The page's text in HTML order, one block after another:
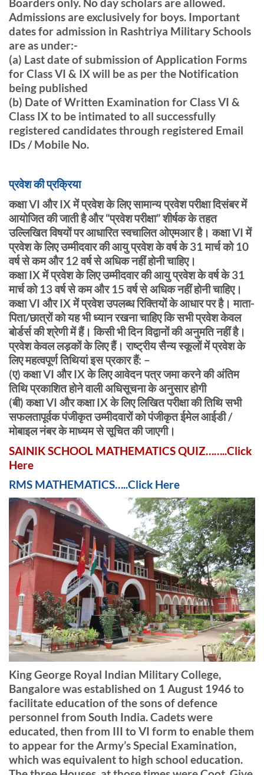
Boarders only. No day scholars are allowed.
Admissions are exclusively for boys. Important
dates for admission in Rashtriya Military Schools
are as under:-
(a) Last date of submission of Application Forms
for Class VI & IX will be as per the Notification
being published
(b) Date of Written Examination for Class VI &
Class IX to be intimated to all successfully
registered candidates through registered Email
IDs / Mobile No.
प्रवेश की प्रक्रिया
कक्षा VI और IX में प्रवेश के लिए सामान्य प्रवेश परीक्षा दिसंबर में
आयोजित की जाती है और “प्रवेश परीक्षा” शीर्षक के तहत
उल्लिखित विषयों पर आधारित स्वचालित ओएमआर है। कक्षा VI में
प्रवेश के लिए उम्मीदवार की आयु प्रवेश के वर्ष के 31 मार्च को 10
वर्ष से कम और 12 वर्ष से अधिक नहीं होनी चाहिए।
कक्षा IX में प्रवेश के लिए उम्मीदवार की आयु प्रवेश के वर्ष के 31
मार्च को 13 वर्ष से कम और 15 वर्ष से अधिक नहीं होनी चाहिए।
कक्षा VI और IX में प्रवेश उपलब्ध रिक्तियों के आधार पर है। माता-
पिता/छात्रों को यह भी ध्यान रखना चाहिए कि सभी प्रवेश केवल
बोर्डर्स की श्रेणी में हैं। किसी भी दिन विद्वानों की अनुमति नहीं है।
प्रवेश केवल लड़कों के लिए हैं। राष्ट्रीय सैन्य स्कूलों में प्रवेश के
लिए महत्वपूर्ण तिथियां इस प्रकार हैं: –
(ए) कक्षा VI और IX के लिए आवेदन पत्र जमा करने की अंतिम
तिथि प्रकाशित होने वाली अधिसूचना के अनुसार होगी
(बी) कक्षा VI और कक्षा IX के लिए लिखित परीक्षा की तिथि सभी
सफलतापूर्वक पंजीकृत उम्मीदवारों को पंजीकृत ईमेल आईडी /
मोबाइल नंबर के माध्यम से सूचित की जाएगी।
SAINIK SCHOOL MATHEMATICS QUIZ……..Click
Here
RMS MATHEMATICS…..Click Here
King George Royal Indian Military College,
Bangalore was established on 1 August 1946 to
facilitate education of the sons of defence
personnel from South India. Cadets were
educated, then from III to VI form to enable them
to appear for the Army’s Special Examination,
which was equivalent to high school education.